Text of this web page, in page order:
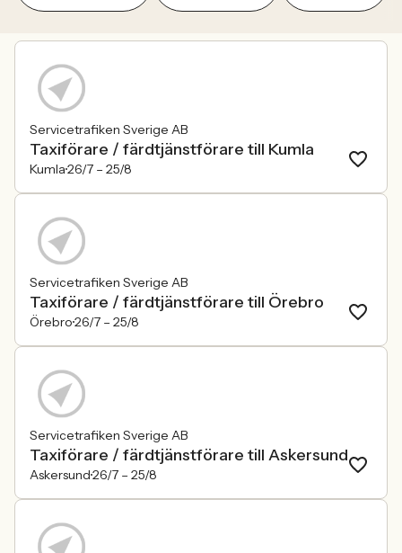
Servicetrafiken Sverige AB
Taxiförare / färdtjänstförare till Kumla
Kumla26/7 – 25/8
Servicetrafiken Sverige AB
Taxiförare / färdtjänstförare till Örebro
Örebro26/7 – 25/8
Servicetrafiken Sverige AB
Taxiförare / färdtjänstförare till Askersund
Askersund26/7 – 25/8